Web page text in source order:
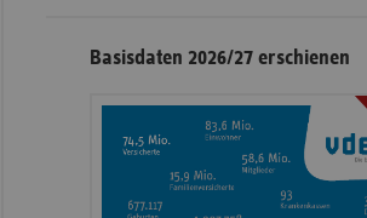
Basisdaten 2026/27 erschienen